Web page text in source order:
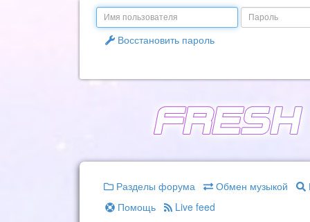
Email
Пароль
Восстановить пароль
Разделы форума Обмен музыкой
Помощь
Live feed